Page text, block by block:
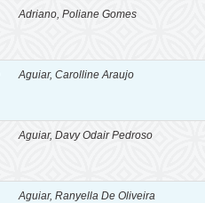
Adriano, Poliane Gomes
Aguiar, Carolline Araujo
Aguiar, Davy Odair Pedroso
Aguiar, Ranyella De Oliveira